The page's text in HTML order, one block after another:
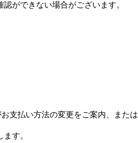
ができない場合がございます。
支払い方法の変更をご案内、また
す。